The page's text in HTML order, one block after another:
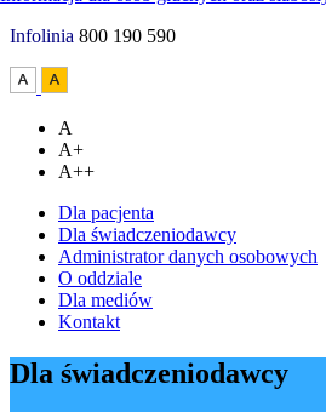
Infolinia 800 190 590
A
A+
A++
Dla pacjenta
Dla świadczeniodawcy
Administrator danych osobowych
O oddziale
Dla mediów
Kontakt
Dla świadczeniodawcy